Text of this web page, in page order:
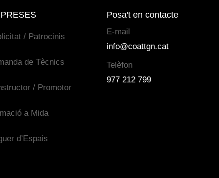
/ Patrocinis
de Tècnics
/ Promotor
a Mida
d’Espais
Posa't en contacte
E-mail
info@coattgn.cat
Telèfon
977 212 799